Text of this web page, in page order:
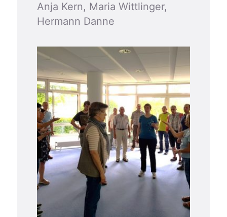
Anja Kern, Maria Wittlinger,
Hermann Danne